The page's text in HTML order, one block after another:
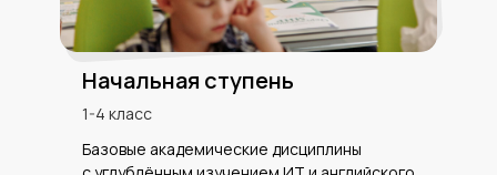
Начальная ступень
Базовые академические дисциплины
1-4 класс